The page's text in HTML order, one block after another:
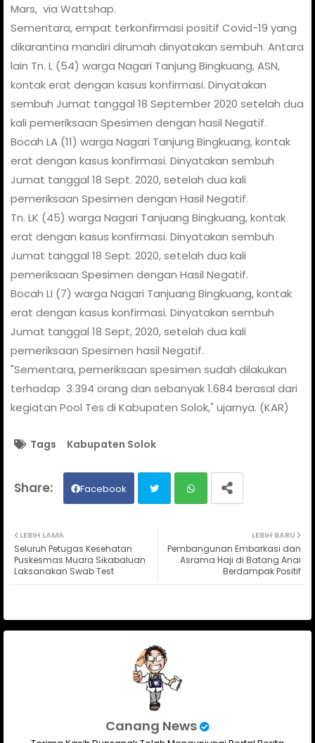
Mars, via Wattshap.
Sementara, empat terkonfirmasi positif Covid-19 yang
dikarantina mandiri dirumah dinyatakan sembuh. Antara
lain Tn. L (54) warga Nagari Tanjung Bingkuang, ASN,
kontak erat dengan kasus konfirmasi. Dinyatakan
sembuh Jumat tanggal 18 September 2020 setelah dua
kali pemeriksaan Spesimen dengan hasil Negatif.
Bocah LA (11) warga Nagari Tanjung Bingkuang, kontak
erat dengan kasus konfirmasi. Dinyatakan sembuh
Jumat tanggal 18 Sept. 2020, setelah dua kali
pemeriksaan Spesimen dengan Hasil Negatif.
Tn. LK (45) warga Nagari Tanjuang Bingkuang, kontak
erat dengan kasus konfirmasi. Dinyatakan sembuh
Jumat tanggal 18 Sept. 2020, setelah dua kali
pemeriksaan Spesimen dengan Hasil Negatif.
Bocah LI (7) warga Nagari Tanjuang Bingkuang, kontak
erat dengan kasus konfirmasi. Dinyatakan sembuh
Jumat tanggal 18 Sept, 2020, setelah dua kali
pemeriksaan Spesimen hasil Negatif.
"Sementara, pemeriksaan spesimen sudah dilakukan
terhadap 3.394 orang dan sebanyak 1.684 berasal dari
kegiatan Pool Tes di Kabupaten Solok," ujarnya. (KAR)
Tags Kabupaten Solok
Facebook
ats
LEBIH BARU
Pembangunan Embarkasi dan
Asrama Haji di Batang Anai
Berdampak Positif
LEBIH LAMA
Seluruh Petugas Kesehatan
Puskesmas Muara Sikabaluan
Laksanakan Swab Test
Canang News